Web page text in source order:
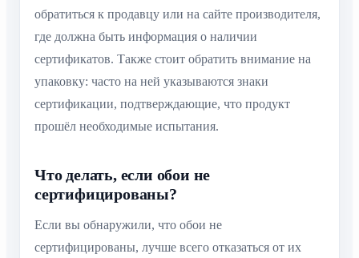
обратиться к продавцу или на сайте производителя,
где должна быть информация о наличии
сертификатов. Также стоит обратить внимание на
упаковку: часто на ней указываются знаки
сертификации, подтверждающие, что продукт
прошёл необходимые испытания.
Что делать, если обои не
сертифицированы?
Если вы обнаружили, что обои не
сертифицированы, лучше всего отказаться от их